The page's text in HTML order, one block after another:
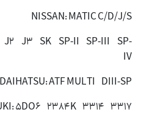
NISSAN: MATIC C/D/J/S
J2 J3 SK SP-II SP-III SP-
IV
DAIHATSU: ATF MULTI DIII-SP
5DO6 2384K 3314 3317